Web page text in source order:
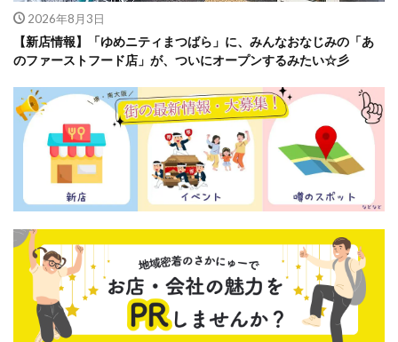
2026年8月3日
【新店情報】「ゆめニティまつばら」に、みんなおなじみの「あ
のファーストフード店」が、ついにオープンするみたい☆彡